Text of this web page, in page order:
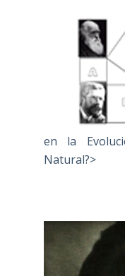
en la
Natural?>